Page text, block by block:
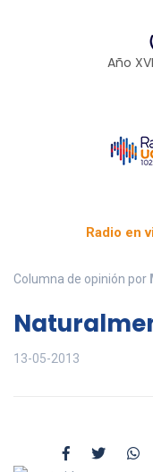
Año
Radio en
Columna de opinión por
13-05-2013